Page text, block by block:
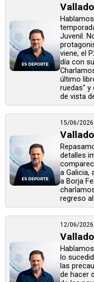
Juvenil.
viene, el
día con
último
ruedas" y
de vista
15/06/2026
detalles
a Galicia,
a Borja
regreso al
12/06/2026
lo
las
de hacer